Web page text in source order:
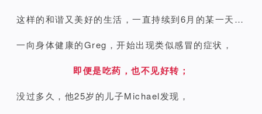
这样的和谐又美好的生活，一直持续到6月的某一天…
一向身体健康的Greg，开始出现类似感冒的症状，
即便是吃药，也不见好转；
没过多久，他25岁的儿子Michael发现，